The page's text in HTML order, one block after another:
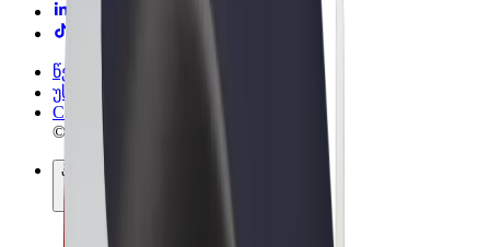
წესები და პირობები
უსაფრთხოება
Cookies
© 2026 Bolt Technology OÜ
პროდუქტები
მგზავრობები